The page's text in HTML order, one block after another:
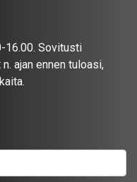
16.00. Sovitusti
ajan ennen tuloasi,